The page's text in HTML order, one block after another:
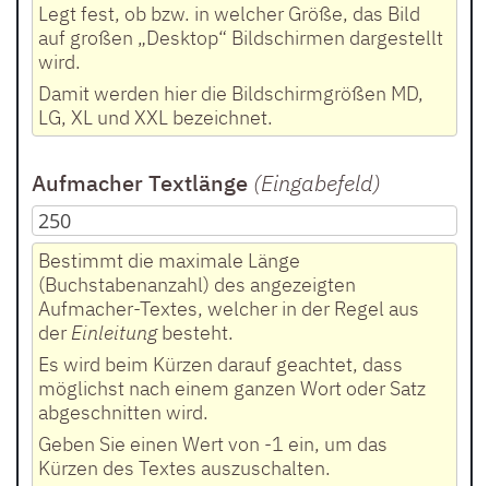
Legt fest, ob bzw. in welcher Größe, das Bild
auf großen „Desktop“ Bildschirmen dargestellt
wird.
Damit werden hier die Bildschirmgrößen MD,
LG, XL und XXL bezeichnet.
Aufmacher Textlänge (Eingabefeld)
Bestimmt die maximale Länge
(Buchstabenanzahl) des angezeigten
Aufmacher-Textes, welcher in der Regel aus
derEinleitungbesteht.
Es wird beim Kürzen darauf geachtet, dass
möglichst nach einem ganzen Wort oder Satz
abgeschnitten wird.
Geben Sie einen Wert von -1 ein, um das
Kürzen des Textes auszuschalten.